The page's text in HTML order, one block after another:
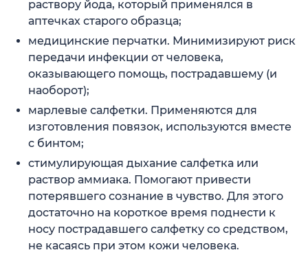
раствору йода, который применялся в
аптечках старого образца;
медицинские перчатки. Минимизируют риск
передачи инфекции от человека,
оказывающего помощь, пострадавшему (и
наоборот);
марлевые салфетки. Применяются для
изготовления повязок, используются вместе
с бинтом;
стимулирующая дыхание салфетка или
раствор аммиака. Помогают привести
потерявшего сознание в чувство. Для этого
достаточно на короткое время поднести к
носу пострадавшего салфетку со средством,
не касаясь при этом кожи человека.